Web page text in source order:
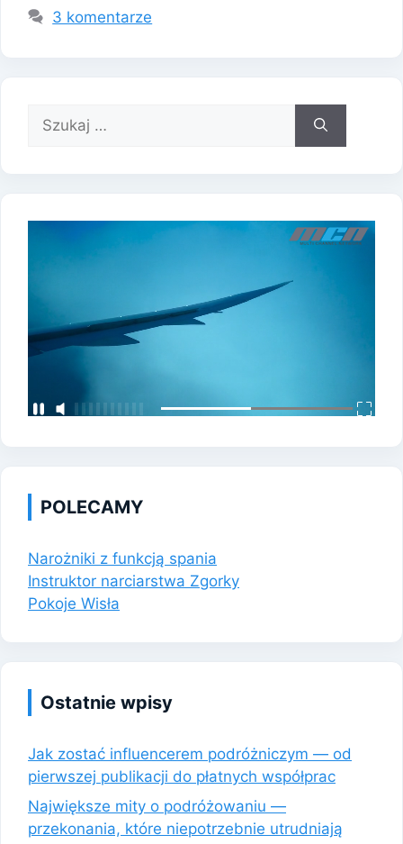
3 komentarze
POLECAMY
Narożniki z funkcją spania
Instruktor narciarstwa Zgorky
Pokoje Wisła
Ostatnie wpisy
Jak zostać influencerem podróżniczym — od
pierwszej publikacji do płatnych współprac
Największe mity o podróżowaniu —
przekonania, które niepotrzebnie utrudniają